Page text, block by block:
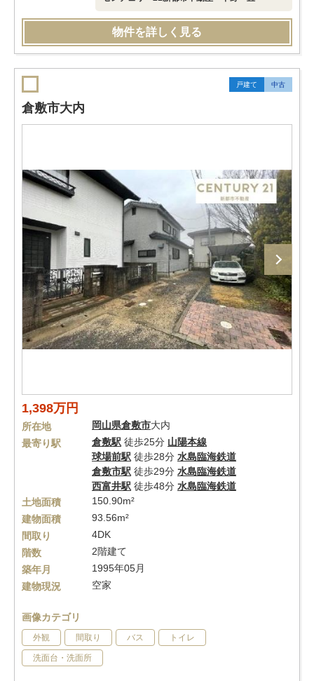
物件を詳しく見る
戸建て 中古
倉敷市大内
1,398万円
所在地 岡山県倉敷市大内
最寄り駅
倉敷駅 徒歩25分 山陽本線
球場前駅 徒歩28分 水島臨海鉄道
倉敷市駅 徒歩29分 水島臨海鉄道
西富井駅 徒歩48分 水島臨海鉄道
土地面積
150.90m²
建物面積
93.56m²
間取り
4DK
階数
2階建て
築年月
1995年05月
建物現況
空家
画像カテゴリ
外観 間取り バス トイレ
洗面台・洗面所